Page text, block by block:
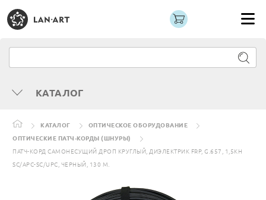
КАТАЛОГ
КАТАЛОГ
ОПТИЧЕСКОЕ ОБОРУДОВАНИЕ
ОПТИЧЕСКИЕ ПАТЧ-КОРДЫ (ШНУРЫ)
ПАТЧ-КОРД САМОНЕСУЩИЙ ДРОП КРУГЛЫЙ, ДИЭЛЕКТРИК FRP, G.657, 1,5КН
SC/APC-SC/UPC, ЧЕРНЫЙ, 130 М.